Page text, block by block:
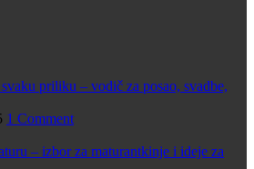
priliku – vodič za posao, svadbe,
1 Comment
– izbor za maturantkinje i ideje za